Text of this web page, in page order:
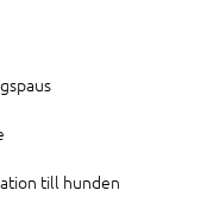
till hunden